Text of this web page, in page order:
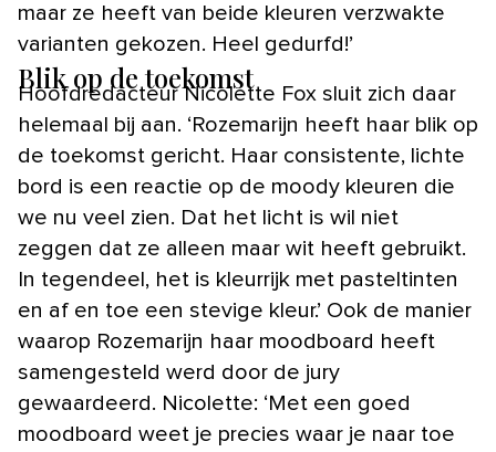
maar ze heeft van beide kleuren verzwakte
varianten gekozen. Heel gedurfd!’
Blik op de toekomst
Hoofdredacteur Nicolette Fox sluit zich daar
helemaal bij aan. ‘Rozemarijn heeft haar blik op
de toekomst gericht. Haar consistente, lichte
bord is een reactie op de moody kleuren die
we nu veel zien. Dat het licht is wil niet
zeggen dat ze alleen maar wit heeft gebruikt.
In tegendeel, het is kleurrijk met pasteltinten
en af en toe een stevige kleur.’ Ook de manier
waarop Rozemarijn haar moodboard heeft
samengesteld werd door de jury
gewaardeerd. Nicolette: ‘Met een goed
moodboard weet je precies waar je naar toe